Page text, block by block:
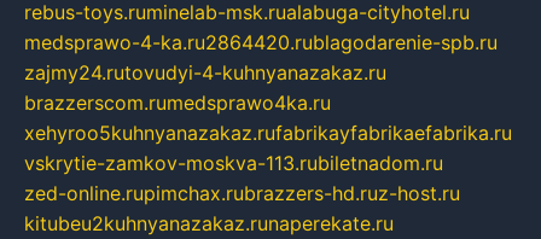
rebus-toys.ruminelab-msk.rualabuga-cityhotel.ru
medsprawo-4-ka.ru2864420.rublagodarenie-spb.ru
zajmy24.rutovudyi-4-kuhnyanazakaz.ru
brazzerscom.rumedsprawo4ka.ru
xehyroo5kuhnyanazakaz.rufabrikayfabrikaefabrika.ru
vskrytie-zamkov-moskva-113.rubiletnadom.ru
zed-online.rupimchax.rubrazzers-hd.ruz-host.ru
kitubeu2kuhnyanazakaz.runaperekate.ru